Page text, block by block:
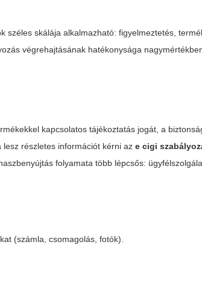
széles skálája alkalmazható: figyelmeztetés,
végrehajtásának hatékonysága
kapcsolatos tájékoztatás jogát, a
lesz részletes információt kérni aze cigi
folyamata több lépcsős:
(számla, csomagolás, fotók).